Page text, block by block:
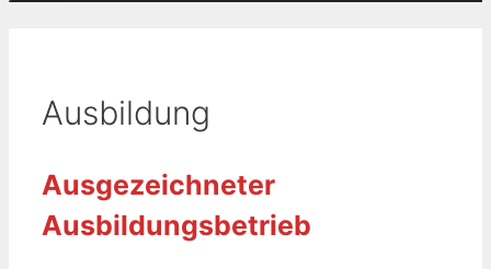
Ausbildung
Ausgezeichneter
Ausbildungsbetrieb